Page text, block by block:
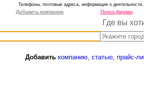
Телефоны, почтовые адреса, информация о
Добавить компанию Поиск фирмы
Где вы
Добавить компанию, статью, прайс-